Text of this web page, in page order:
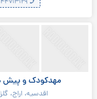
مهدکودک و پیش
اقدسیه، اراج،